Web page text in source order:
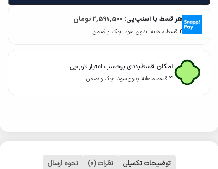
هر قسط با اسنپ‌پی: 2,597,500 تومان
۴ قسط ماهانه. بدون سود، چک و ضامن.
امکان قسط‌بندی برحسب اعتبار ترب‌پی
۴ قسط ماهانه. بدون سود، چک و ضامن.
توضیحات تکمیلی نظرات (0) نحوه ارسال